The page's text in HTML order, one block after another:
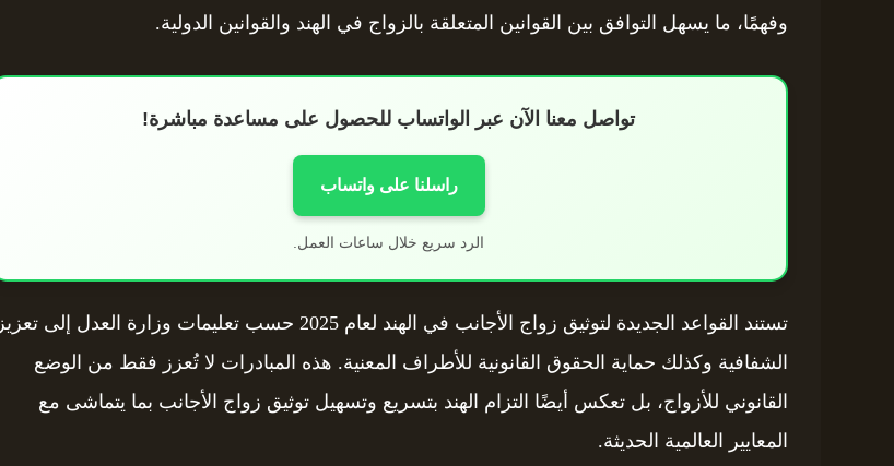
وفهمًا، ما يسهل التوافق بين القوانين المتعلقة بالزواج في الهند والقوانين الدولية.
تواصل معنا الآن عبر الواتساب للحصول على مساعدة مباشرة!
راسلنا على واتساب
الرد سريع خلال ساعات العمل.
تستند القواعد الجديدة لتوثيق زواج الأجانب في الهند لعام 2025 حسب تعليمات وزارة العدل إلى تعزيز
الشفافية وكذلك حماية الحقوق القانونية للأطراف المعنية. هذه المبادرات لا تُعزز فقط من الوضع
القانوني للأزواج، بل تعكس أيضًا التزام الهند بتسريع وتسهيل توثيق زواج الأجانب بما يتماشى مع
المعايير العالمية الحديثة.